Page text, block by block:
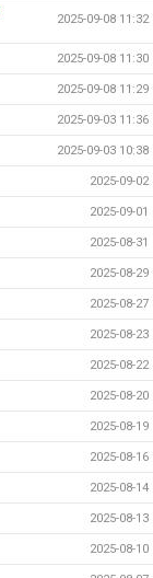
2025-09-08 11:32
2025-09-08 11:30
2025-09-08 11:29
2025-09-03 11:36
2025-09-03 10:38
2025-09-02
2025-09-01
2025-08-31
2025-08-29
2025-08-27
2025-08-23
2025-08-22
2025-08-20
2025-08-19
2025-08-16
2025-08-14
2025-08-13
2025-08-10